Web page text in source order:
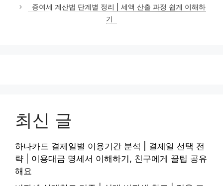
증여세 계산법 단계별 정리 | 세액 산출 과정 쉽게 이해하
기
최신 글
하나카드 결제일별 이용기간 분석 | 결제일 선택 전
략 | 이용대금 명세서 이해하기, 친구에게 꿀팁 공유
해요